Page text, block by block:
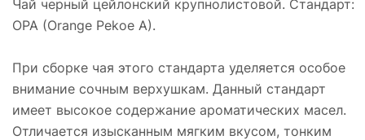
Чай черный цейлонский крупнолистовой. Стандарт:
OPA (Orange Pekoe A).
При сборке чая этого стандарта уделяется особое
внимание сочным верхушкам. Данный стандарт
имеет высокое содержание ароматических масел.
Отличается изысканным мягким вкусом, тонким